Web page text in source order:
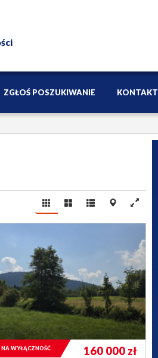
ZGŁOŚ POSZUKIWANIE KONTAKT
160 000 zł
NA WYŁĄCZNOŚĆ